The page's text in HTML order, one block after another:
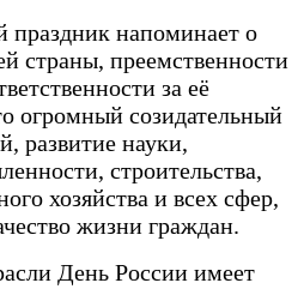
праздник напоминает о
страны, преемственности
за её
огромный созидательный
развитие науки,
строительства,
хозяйства и всех сфер,
жизни граждан.
День России имеет